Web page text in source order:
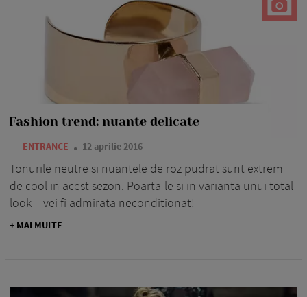
Fashion trend: nuante delicate
— ENTRANCE 12 aprilie 2016
Tonurile neutre si nuantele de roz pudrat sunt extrem
de cool in acest sezon. Poarta-le si in varianta unui total
look – vei fi admirata neconditionat!
+ MAI MULTE